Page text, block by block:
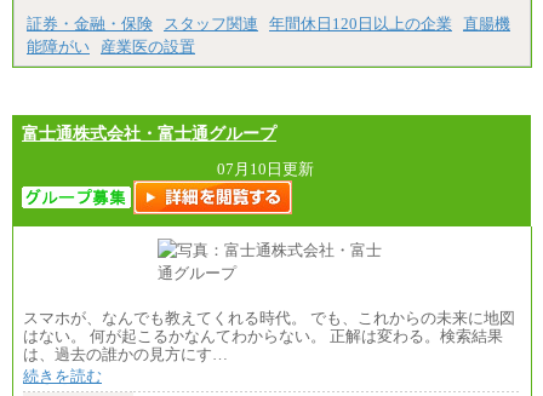
大学院卒 月給33.3万円、四年制大学卒 月給31.7万
円
短大・専門卒 月給24.0万円
7万円を含む
※試用期間中も給与に変更はございません
上記の新卒給与を下限に、これまでの経験・スキル
を考慮し、当社規定に従って決定いたします。
証券・金融・保険
スタッフ関連 年間休日120日以上の企業
直腸機
能障がい
産業医の設置
富士通株式会社・富士通グループ
07月10日更新
スマホが、なんでも教えてくれる時代。 でも、これからの未来に地図
はない。 何が起こるかなんてわからない。 正解は変わる。検索結果
は、過去の誰かの見方にす…
続きを読む